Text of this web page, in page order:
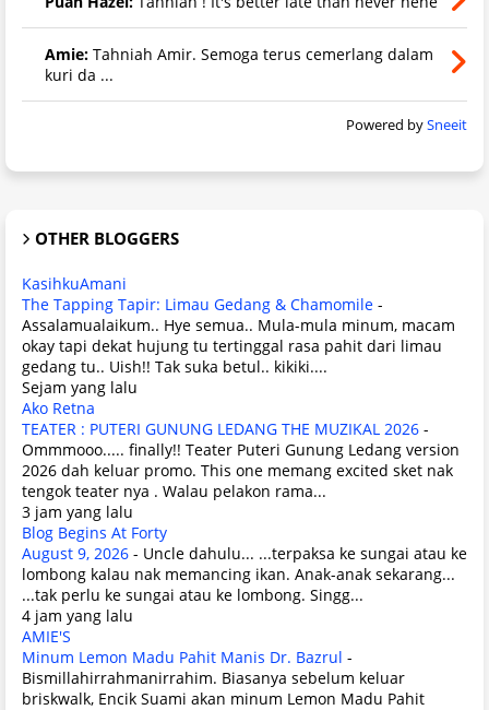
Amie: Tahniah Amir. Semoga terus cemerlang dalam
kuri da ...
Powered bySneeit
OTHER BLOGGERS
KasihkuAmani
The Tapping Tapir: Limau Gedang & Chamomile -
Assalamualaikum.. Hye semua.. Mula-mula minum, macam
okay tapi dekat hujung tu tertinggal rasa pahit dari limau
gedang tu.. Uish!! Tak suka betul.. kikiki....
Sejam yang lalu
Ako Retna
TEATER : PUTERI GUNUNG LEDANG THE MUZIKAL 2026 -
Ommmooo..... finally!! Teater Puteri Gunung Ledang version
2026 dah keluar promo. This one memang excited sket nak
tengok teater nya . Walau pelakon rama...
3 jam yang lalu
Blog Begins At Forty
August 9, 2026 - Uncle dahulu... ...terpaksa ke sungai atau ke
lombong kalau nak memancing ikan. Anak-anak sekarang...
...tak perlu ke sungai atau ke lombong. Singg...
4 jam yang lalu
AMIE'S
Minum Lemon Madu Pahit Manis Dr. Bazrul -
Bismillahirrahmanirrahim. Biasanya sebelum keluar
briskwalk, Encik Suami akan minum Lemon Madu Pahit